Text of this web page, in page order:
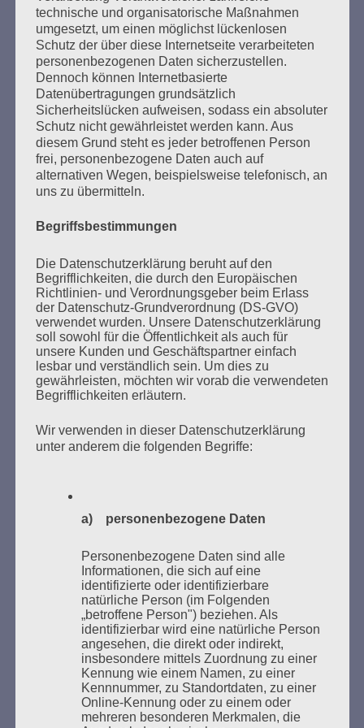
miteinander reden, über alles nachdenken und
richtig miteinander reden über das, was wir
erreichen wollen.
Peggy Parnass - 10. Januar 2021
NACH:
MARATHONLESUNG AUS DEN
VERBRANNTEN BÜCHERN
Zum 26. Mal gibt es eine Marathonlesung anlässlich
Kaifu-Ufer – genau an dem Ort, wo im Mai 1933 NS-
Studentenorganisationen und Burschenschaftler
Bücher verbrannten.
Weitere Informationen:lesezeichen-setzen.de
GEDENKEN UND ERINNERN BEGINNT IN
technische und organisatorische Maßnahmen
umgesetzt, um einen möglichst lückenlosen
Schutz der über diese Internetseite verarbeiteten
personenbezogenen Daten sicherzustellen.
Dennoch können Internetbasierte
Datenübertragungen grundsätzlich
Sicherheitslücken aufweisen, sodass ein absoluter
Schutz nicht gewährleistet werden kann. Aus
diesem Grund steht es jeder betroffenen Person
frei, personenbezogene Daten auch auf
alternativen Wegen, beispielsweise telefonisch, an
uns zu übermitteln.
Begriffsbestimmungen
Die Datenschutzerklärung beruht auf den
Begrifflichkeiten, die durch den Europäischen
Richtlinien- und Verordnungsgeber beim Erlass
der Datenschutz-Grundverordnung (DS-GVO)
verwendet wurden. Unsere Datenschutzerklärung
soll sowohl für die Öffentlichkeit als auch für
unsere Kunden und Geschäftspartner einfach
lesbar und verständlich sein. Um dies zu
gewährleisten, möchten wir vorab die verwendeten
Begrifflichkeiten erläutern.
Wir verwenden in dieser Datenschutzerklärung
unter anderem die folgenden Begriffe:
a) personenbezogene Daten
Personenbezogene Daten sind alle
Informationen, die sich auf eine
identifizierte oder identifizierbare
natürliche Person (im Folgenden
„betroffene Person") beziehen. Als
identifizierbar wird eine natürliche Person
angesehen, die direkt oder indirekt,
insbesondere mittels Zuordnung zu einer
Kennung wie einem Namen, zu einer
Kennnummer, zu Standortdaten, zu einer
Online-Kennung oder zu einem oder
mehreren besonderen Merkmalen, die